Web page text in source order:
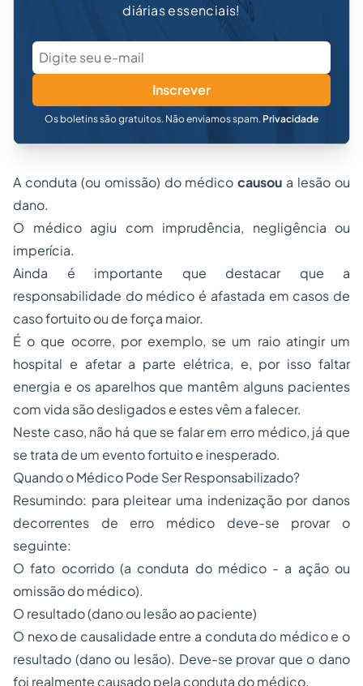
diárias essenciais!
Inscrever
Os boletins são gratuitos. Não enviamos spam. Privacidade
A conduta (ou omissão) do médicocausou a lesão ou
dano.
O médico agiu com imprudência, negligência ou
imperícia.
Ainda é importante que destacar que a
responsabilidade do médico é afastada em casos de
caso fortuito ou de força maior.
É o que ocorre, por exemplo, se um raio atingir um
hospital e afetar a parte elétrica, e, por isso faltar
energia e os aparelhos que mantêm alguns pacientes
com vida são desligados e estes vêm a falecer.
Neste caso, não há que se falar em erro médico, já que
se trata de um evento fortuito e inesperado.
Quando o Médico Pode Ser Responsabilizado?
Resumindo: para pleitear uma indenização por danos
decorrentes de erro médico deve-se provar o
seguinte:
O fato ocorrido (a conduta do médico - a ação ou
omissão do médico).
O resultado (dano ou lesão ao paciente)
O nexo de causalidade entre a conduta do médico e o
resultado (dano ou lesão). Deve-se provar que o dano
foi realmente causado pela conduta do médico.